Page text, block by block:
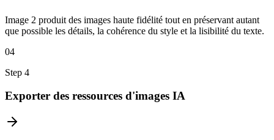
Image 2 produit des images haute fidélité tout en préservant autant
que possible les détails, la cohérence du style et la lisibilité du texte.
04
Step 4
Exporter des ressources d'images IA